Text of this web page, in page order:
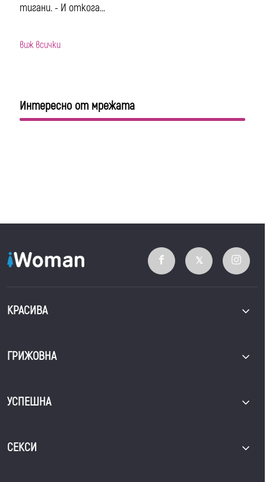
тигани. - И откога...
виж всички
Интересно от мрежата
КРАСИВА
ГРИЖОВНА
УСПЕШНА
СЕКСИ